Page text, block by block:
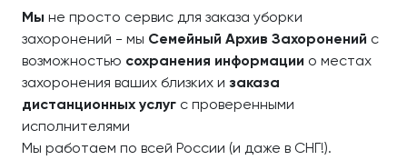
Мы не просто сервис для заказа уборки
захоронений - мы Семейный Архив Захоронений с
возможностью сохранения информации о местах
захоронения ваших близких и заказа
дистанционных услуг с проверенными
исполнителями
Мы работаем по всей России (и даже в СНГ!).